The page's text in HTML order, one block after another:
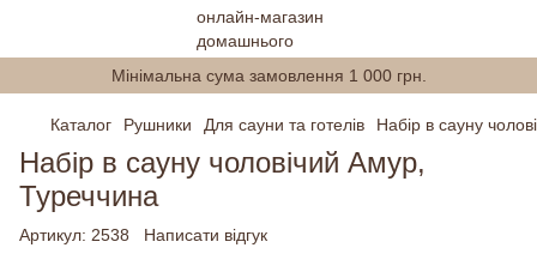
Мінімальна сума замовлення 1 000 грн.
Каталог Рушники Для сауни та готелів Набір в сауну
Набір в сауну чоловічий Амур,
Туреччина
Артикул: 2538 Написати відгук